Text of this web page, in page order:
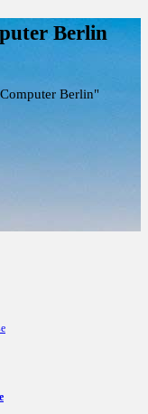
Berlin
Berlin"